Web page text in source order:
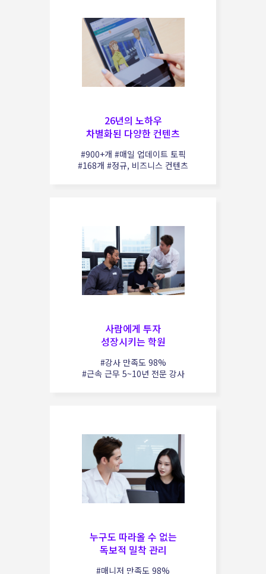
26년의 노하우
차별화된 다양한 컨텐츠
#900+개 #매일 업데이트 토픽
#168개 #정규, 비즈니스 컨텐츠
사람에게 투자
성장시키는 학원
#강사 만족도 98%
#근속 근무 5~10년 전문 강사
누구도 따라올 수 없는
독보적 밀착 관리
#매니저 만족도 98%